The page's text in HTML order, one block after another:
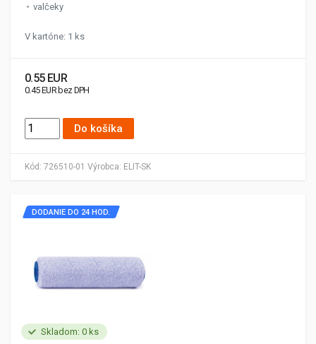
Kód: 726510-01 Výrobca: ELIT-SK
valčeky
V kartóne: 1 ks
0.55 EUR
0.45 EUR bez DPH
Do košíka
Skladom: 0 ks
DODANIE DO 24 HOD.